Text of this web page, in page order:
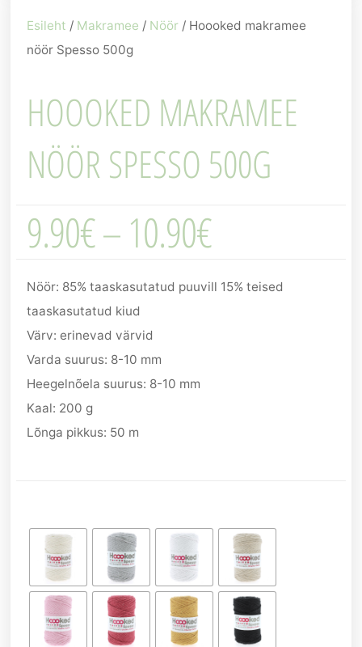
Esileht / Makramee / Nöör / Hoooked makramee
nöör Spesso 500g
HOOOKED MAKRAMEE
NÖÖR SPESSO 500G
9.90€–10.90€
Nöör: 85% taaskasutatud puuvill 15% teised
taaskasutatud kiud
Värv: erinevad värvid
Varda suurus: 8-10 mm
Heegelnõela suurus: 8-10 mm
Kaal: 200 g
Lõnga pikkus: 50 m